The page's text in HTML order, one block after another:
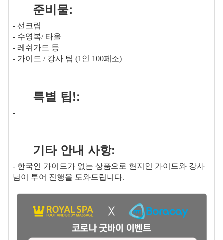
준비물:
- 선크림
- 수영복/ 타올
- 레쉬가드 등
- 가이드 / 강사 팁 (1인 100페소)
특별 팁!:
-
기타 안내 사항:
- 한국인 가이드가 없는 상품으로 현지인 가이드와 강사
님이 투어 진행을 도와드립니다.